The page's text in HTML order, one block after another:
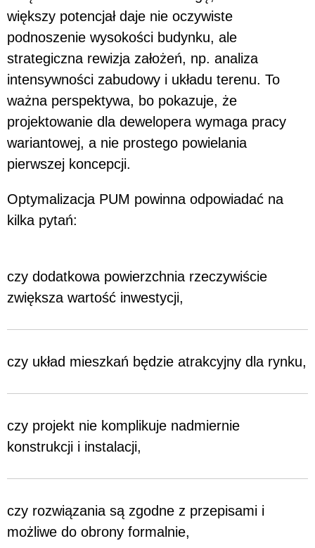
większy potencjał daje nie oczywiste
podnoszenie wysokości budynku, ale
strategiczna rewizja założeń, np. analiza
intensywności zabudowy i układu terenu. To
ważna perspektywa, bo pokazuje, że
projektowanie dla dewelopera wymaga pracy
wariantowej, a nie prostego powielania
pierwszej koncepcji.
Optymalizacja PUM powinna odpowiadać na
kilka pytań:
czy dodatkowa powierzchnia rzeczywiście
zwiększa wartość inwestycji,
czy układ mieszkań będzie atrakcyjny dla rynku,
czy projekt nie komplikuje nadmiernie
konstrukcji i instalacji,
czy rozwiązania są zgodne z przepisami i
możliwe do obrony formalnie,